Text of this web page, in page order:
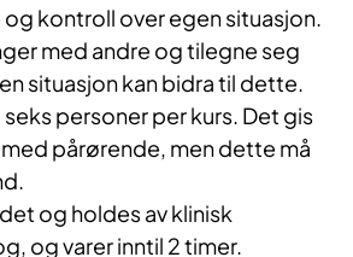
kontroll over egen situasjon.
med andre og tilegne seg
situasjon kan bidra til dette.
personer per kurs. Det gis
med pårørende, men dette må
og holdes av klinisk
og varer inntil 2 timer.